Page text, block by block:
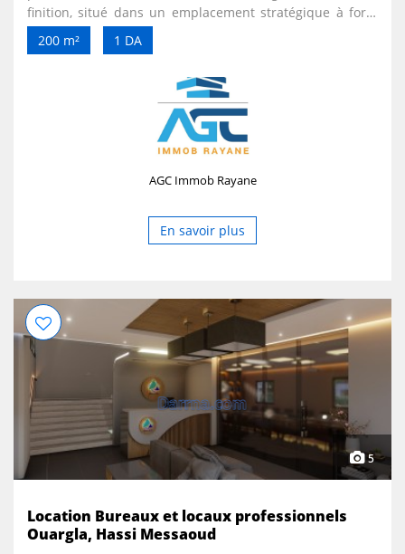
finition, situé dans un emplacement stratégique à forte
visibilité, à proximité de la CNAS Ihadadene sur la route
principale, composé de : ✔️Étage 1 : service superficie de
✔️IDEM Étage 3,4,5 et 6 ème. Caractéristiques principales
siège d’entreprise ➡️ clinique / centre médical/
de fonction pour les grands établissements ➡️
Administrations / assurances / banques / centres d’appel
200 m² 1 DA
AGC Immob Rayane
En savoir plus
5
Location Bureaux et locaux professionnels
Ouargla, Hassi Messaoud